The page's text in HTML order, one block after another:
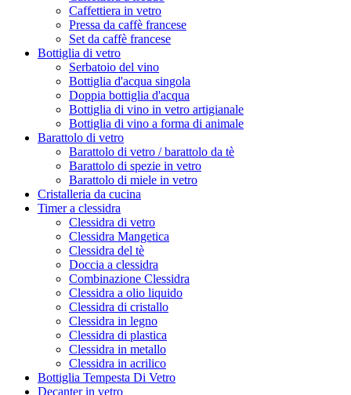
Caffettiera in vetro
Pressa da caffè francese
Set da caffè francese
Bottiglia di vetro
Serbatoio del vino
Bottiglia d'acqua singola
Doppia bottiglia d'acqua
Bottiglia di vino in vetro artigianale
Bottiglia di vino a forma di animale
Barattolo di vetro
Barattolo di vetro / barattolo da tè
Barattolo di spezie in vetro
Barattolo di miele in vetro
Cristalleria da cucina
Timer a clessidra
Clessidra di vetro
Clessidra Mangetica
Clessidra del tè
Doccia a clessidra
Combinazione Clessidra
Clessidra a olio liquido
Clessidra di cristallo
Clessidra in legno
Clessidra di plastica
Clessidra in metallo
Clessidra in acrilico
Bottiglia Tempesta Di Vetro
Decanter in vetro